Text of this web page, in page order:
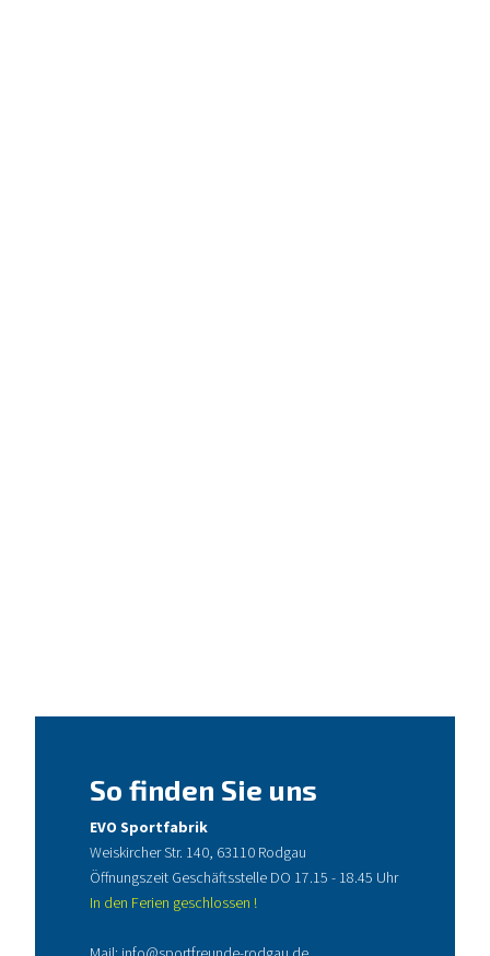
So finden Sie uns
EVO Sportfabrik
Weiskircher Str. 140, 63110 Rodgau
Öffnungszeit Geschäftsstelle DO 17.15 - 18.45 Uhr
In den Ferien geschlossen !